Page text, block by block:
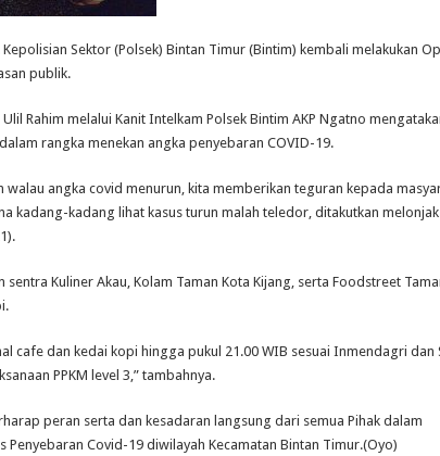
Sektor (Polsek) Bintan Timur (Bintim) kembali melakukan
publik.
Rahim melalui Kanit Intelkam Polsek Bintim AKP Ngatno
rangka menekan angka penyebaran COVID-19.
walau angka covid menurun, kita memberikan teguran kepada
kadang-kadang lihat kasus turun malah teledor, ditakutkan melonjak
Kuliner Akau, Kolam Taman Kota Kijang, serta Foodstreet
cafe dan kedai kopi hingga pukul 21.00 WIB sesuai Inmendagri dan
PPKM level 3,” tambahnya.
peran serta dan kesadaran langsung dari semua Pihak dalam
Penyebaran Covid-19 diwilayah Kecamatan Bintan Timur.(Oyo)